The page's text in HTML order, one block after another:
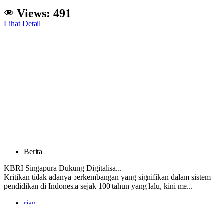
Views: 491
Lihat Detail
Berita
KBRI Singapura Dukung Digitalisa...
Kritikan tidak adanya perkembangan yang signifikan dalam sistem
pendidikan di Indonesia sejak 100 tahun yang lalu, kini me...